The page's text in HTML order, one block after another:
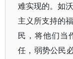
难实现的。如
主义所支持的
民，将他们当
任，弱势公民